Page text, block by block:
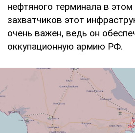
нефтяного терминала в
захватчиков этот
очень важен, ведь он
оккупационную армию РФ.